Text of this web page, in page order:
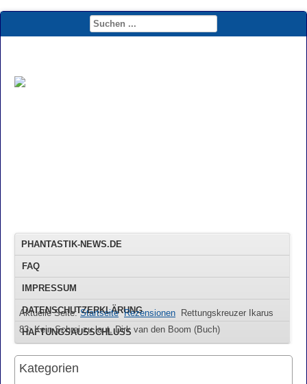
PHANTASTIK-NEWS.DE
FAQ
IMPRESSUM
DATENSCHUTZERKLÄRUNG
HAFTUNGSAUSSCHLUSS
Aktuelle Seite:Startseite Rezensionen
Rettungskreuzer Ikarus
83: Kein Schrei zu laut, Dirk van den Boom (Buch)
Kategorien